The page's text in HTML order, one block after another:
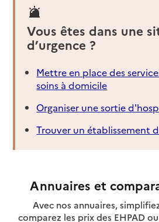
Vous êtes dans une
d’urgence ?
Mettre en place des
soins à domicile
Organiser une sortie
Trouver un établissement
Annuaires et
Avec nos annuaires,
comparez les prix des EHPAD